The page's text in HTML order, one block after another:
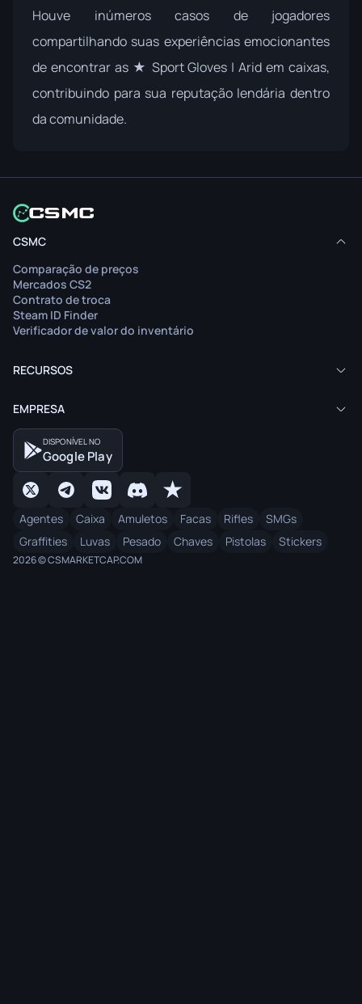
Houve inúmeros casos de jogadores
compartilhando suas experiências emocionantes
de encontrar as ★ Sport Gloves | Arid em caixas,
contribuindo para sua reputação lendária dentro
da comunidade.
CSMC
Comparação de preços
Mercados CS2
Contrato de troca
Steam ID Finder
Verificador de valor do inventário
RECURSOS
EMPRESA
DISPONÍVEL NO
Google Play
Agentes Caixa Amuletos Facas Rifles
SMGs
Graffities
Luvas Pesado Chaves Pistolas Stickers
2026 © CSMARKETCAP.COM